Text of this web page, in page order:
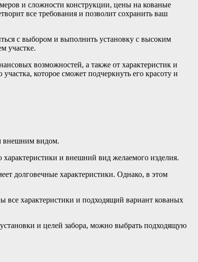
и сложности конструкции, цены на кованые
все требования и позволит сохранить ваш
с выбором и выполнить установку с высоким
участке.
возможностей, а также от характеристик и
которое сможет подчеркнуть его красоту и
внешним видом.
и внешний вид желаемого изделия.
долговечные характеристики. Однако, в этом
все характеристики и подходящий вариант кованых
и целей забора, можно выбрать подходящую